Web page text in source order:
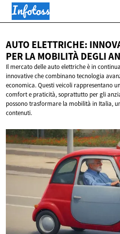
AUTO ELETTRICHE:
PER LA MOBILITÀDEGLI
Il mercato delle auto elettriche è in
innovative che combinano tecnologia
economica. Questi veicoli rappresentano
comfort e praticità, soprattutto per gli
possono trasformare la mobilità in Italia,
contenuti.